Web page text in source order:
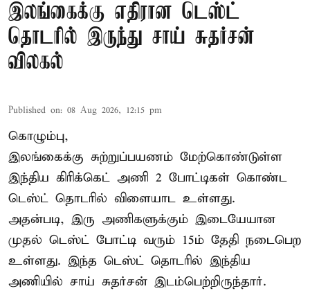
இலங்கைக்கு எதிரான டெஸ்ட்
தொடரில் இருந்து சாய் சுதர்சன்
விலகல்
Published on: 08 Aug 2026, 12:15 pm
கொழும்பு,
இலங்கைக்கு சுற்றுப்பயணம் மேற்கொண்டுள்ள
இந்திய கிரிக்கெட் அணி 2 போட்டிகள் கொண்ட
டெஸ்ட் தொடரில் விளையாட உள்ளது.
அதன்படி, இரு அணிகளுக்கும் இடையேயான
முதல் டெஸ்ட் போட்டி வரும் 15ம் தேதி நடைபெற
உள்ளது. இந்த டெஸ்ட் தொடரில் இந்திய
அணியில் சாய் சுதர்சன் இடம்பெற்றிருந்தார்.